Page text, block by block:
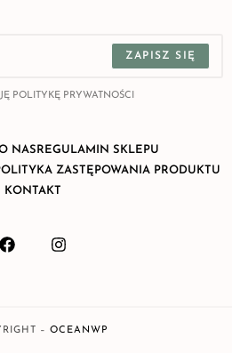
ZAPISZ SIĘ
POLITYKĘ PRYWATNOŚCI
NAS REGULAMIN SKLEPU
ZASTĘPOWANIA PRODUKTU
KONTAKT
– OCEANWP